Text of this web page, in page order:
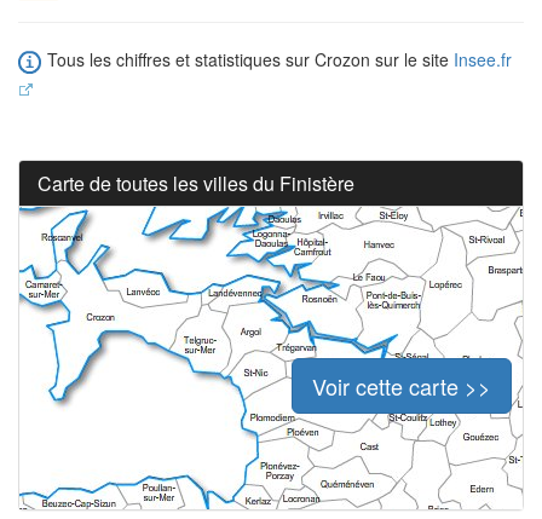
Tous les chiffres et statistiques sur Crozon sur le site Insee.fr
Carte de toutes les villes du Finistère
Voir cette carte >>